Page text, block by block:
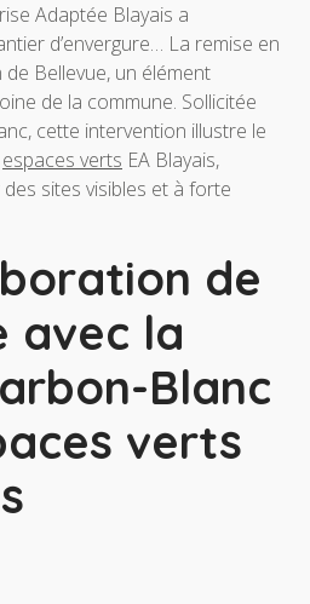
Adaptée Blayais a
d’envergure… La remise en
Bellevue, un élément
de la commune. Sollicitée
cette intervention illustre le
espaces verts EA Blayais,
sites visibles et à forte
de
avec la
Blanc
verts